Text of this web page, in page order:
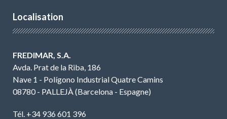
Localisation
FREDIMAR, S.A.
Avda. Prat de la Riba, 186
Nave 1 - Polígono Industrial Quatre Camins
08780 - PALLEJÀ (Barcelona - Espagne)
Tél. +34 936 601 396